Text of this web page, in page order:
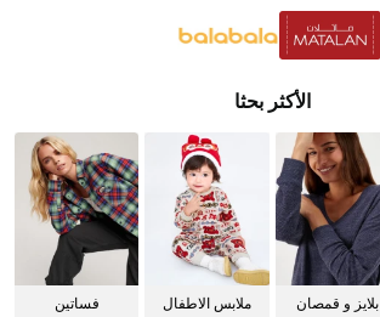
الأكثر بحثا
بلايز و قمصان
ملابس الاطفال فساتين